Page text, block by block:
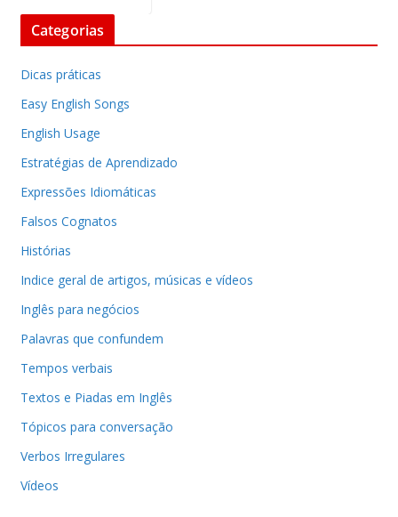
Categorias
Dicas práticas
Easy English Songs
English Usage
Estratégias de Aprendizado
Expressões Idiomáticas
Falsos Cognatos
Histórias
Indice geral de artigos, músicas e vídeos
Inglês para negócios
Palavras que confundem
Tempos verbais
Textos e Piadas em Inglês
Tópicos para conversação
Verbos Irregulares
Vídeos